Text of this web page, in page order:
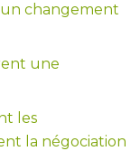
changement
une
les
la négociation